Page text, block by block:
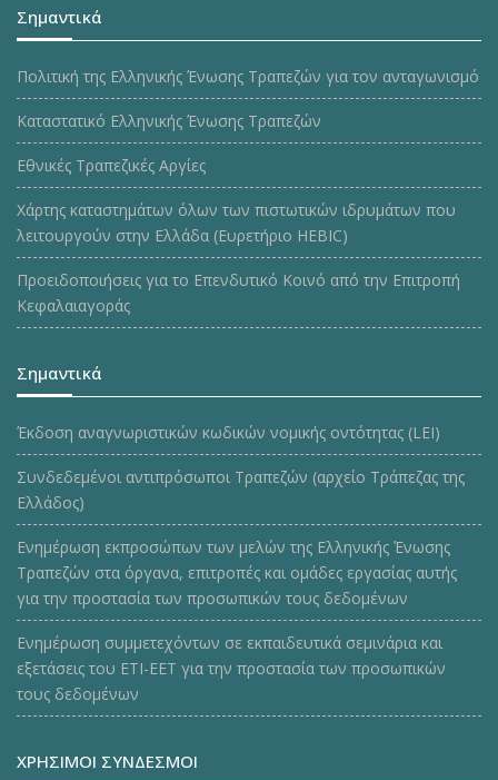
Σημαντικά
Πολιτική της Ελληνικής Ένωσης Τραπεζών για τον ανταγωνισμό
Καταστατικό Ελληνικής Ένωσης Τραπεζών
Εθνικές Τραπεζικές Αργίες
Χάρτης καταστημάτων όλων των πιστωτικών ιδρυμάτων που
λειτουργούν στην Ελλάδα (Ευρετήριο HEBIC)
Προειδοποιήσεις για το Επενδυτικό Κοινό από την Επιτροπή
Κεφαλαιαγοράς
Σημαντικά
Έκδοση αναγνωριστικών κωδικών νομικής οντότητας (LEI)
Συνδεδεμένοι αντιπρόσωποι Τραπεζών (αρχείο Τράπεζας της
Ελλάδος)
Ενημέρωση εκπροσώπων των μελών της Ελληνικής Ένωσης
Τραπεζών στα όργανα, επιτροπές και ομάδες εργασίας αυτής
για την προστασία των προσωπικών τους δεδομένων
Ενημέρωση συμμετεχόντων σε εκπαιδευτικά σεμινάρια και
εξετάσεις του ΕΤΙ-ΕΕΤ για την προστασία των προσωπικών
τους δεδομένων
ΧΡΗΣΙΜΟΙ ΣΥΝΔΕΣΜΟΙ